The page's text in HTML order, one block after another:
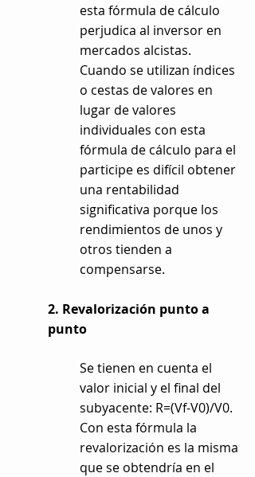
esta fórmula de cálculo
perjudica al inversor en
mercados alcistas.
Cuando se utilizan índices
o cestas de valores en
lugar de valores
individuales con esta
fórmula de cálculo para el
participe es difícil obtener
una rentabilidad
significativa porque los
rendimientos de unos y
otros tienden a
compensarse.
2. Revalorización punto a
punto
Se tienen en cuenta el
valor inicial y el final del
subyacente: R=(Vf-V0)/V0.
Con esta fórmula la
revalorización es la misma
que se obtendría en el